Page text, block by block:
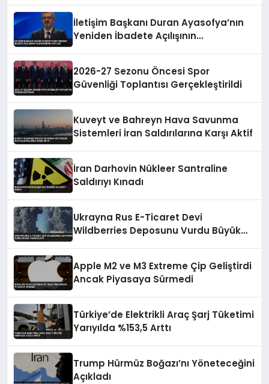
İletişim Başkanı Duran Ayasofya’nın
Yeniden İbadete Açılışının
2026-27 Sezonu Öncesi Spor
Güvenliği Toplantısı Gerçekleştirildi
Kuveyt ve Bahreyn Hava Savunma
Sistemleri İran Saldırılarına Karşı Aktif
İran Darhovin Nükleer Santraline
Saldırıyı Kınadı
Ukrayna Rus E-Ticaret Devi
Wildberries Deposunu Vurdu Büyük
Apple M2 ve M3 Extreme Çip Geliştirdi
Ancak Piyasaya Sürmedi
Türkiye’de Elektrikli Araç Şarj Tüketimi
Yarıyılda %153,5 Arttı
Trump Hürmüz Boğazı’nı Yöneteceğini
Açıkladı